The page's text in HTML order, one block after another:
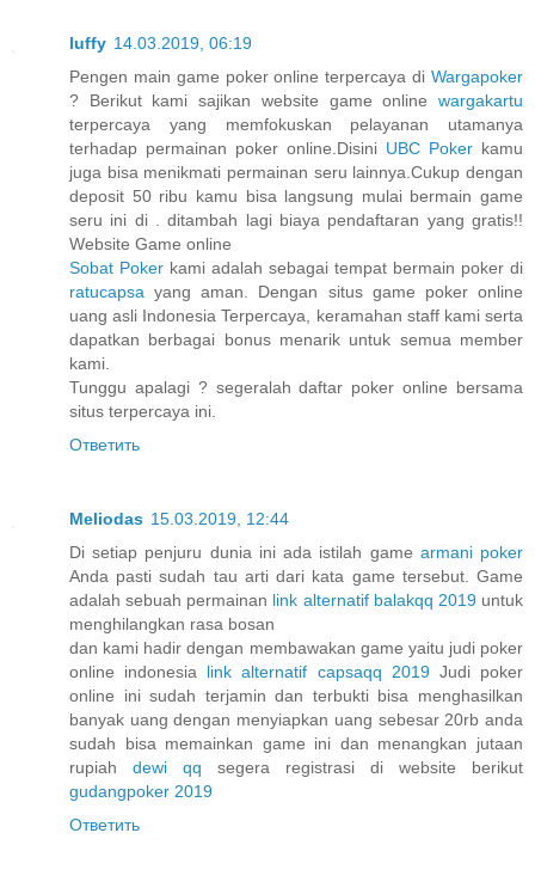
luffy 14.03.2019, 06:19
Pengen main game poker online terpercaya di Wargapoker
? Berikut kami sajikan website game online wargakartu
terpercaya yang memfokuskan pelayanan utamanya
terhadap permainan poker online.Disini UBC Poker kamu
juga bisa menikmati permainan seru lainnya.Cukup dengan
deposit 50 ribu kamu bisa langsung mulai bermain game
seru ini di . ditambah lagi biaya pendaftaran yang gratis!!
Website Game online
Sobat Poker kami adalah sebagai tempat bermain poker di
ratucapsa yang aman. Dengan situs game poker online
uang asli Indonesia Terpercaya, keramahan staff kami serta
dapatkan berbagai bonus menarik untuk semua member
kami.
Tunggu apalagi ? segeralah daftar poker online bersama
situs terpercaya ini.
Ответить
Meliodas 15.03.2019, 12:44
Di setiap penjuru dunia ini ada istilah game armani poker
Anda pasti sudah tau arti dari kata game tersebut. Game
adalah sebuah permainan link alternatif balakqq 2019untuk
menghilangkan rasa bosan
dan kami hadir dengan membawakan game yaitu judi poker
online indonesia link alternatif capsaqq 2019Judi poker
online ini sudah terjamin dan terbukti bisa menghasilkan
banyak uang dengan menyiapkan uang sebesar 20rb anda
sudah bisa memainkan game ini dan menangkan jutaan
rupiah dewi qq segera registrasi di website berikut
gudangpoker 2019
Ответить